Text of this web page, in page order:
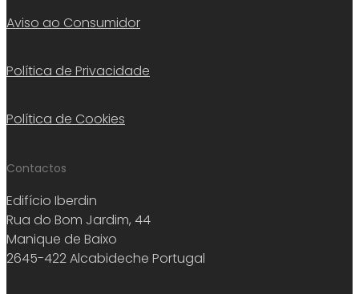
Aviso ao Consumidor
Política de Privacidade
Política de Cookies
Contactos
Edifício Iberdin
Rua do Bom Jardim, 44
Manique de Baixo
2645-422 Alcabideche Portugal